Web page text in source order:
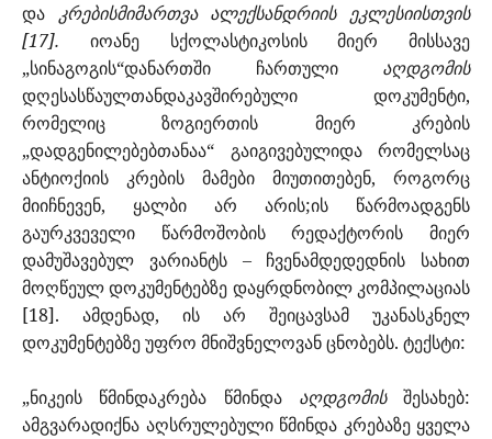
და კრებისმიმართვა ალექსანდრიის ეკლესიისთვის
[17]. იოანე სქოლასტიკოსის მიერ მისსავე
„სინაგოგის“დანართში ჩართული აღდგომის
დღესასწაულთანდაკავშირებული დოკუმენტი,
რომელიც ზოგიერთის მიერ კრების
„დადგენილებებთანაა“ გაიგივებულიდა რომელსაც
ანტიოქიის კრების მამები მიუთითებენ, როგორც
მიიჩნევენ, ყალბი არ არის;ის წარმოადგენს
გაურკვეველი წარმოშობის რედაქტორის მიერ
დამუშავებულ ვარიანტს – ჩვენამდედედნის სახით
მოღწეულ დოკუმენტებზე დაყრდნობილ კომპილაციას
[18]. ამდენად, ის არ შეიცავსამ უკანასკნელ
დოკუმენტებზე უფრო მნიშვნელოვან ცნობებს. ტექსტი:
„ნიკეის წმინდაკრება წმინდა აღდგომისშესახებ:
ამგვარადიქნა აღსრულებული წმინდა კრებაზე ყველა